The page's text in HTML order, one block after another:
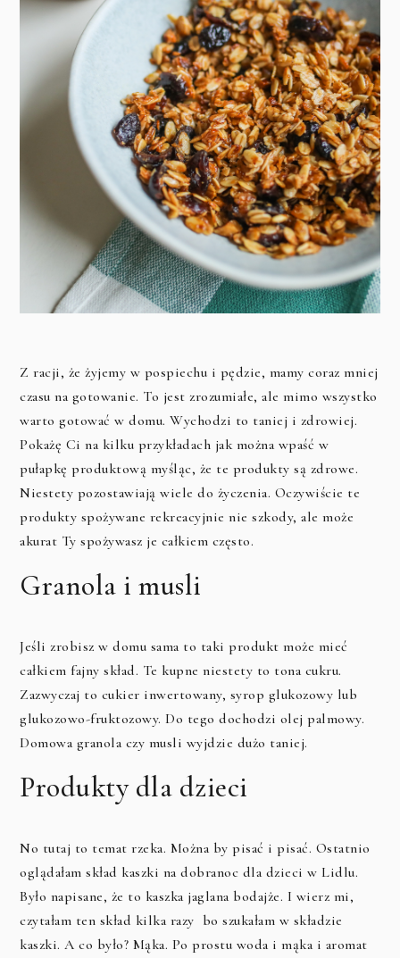
Z racji, że żyjemy w pospiechu i pędzie, mamy coraz mniej
czasu na gotowanie. To jest zrozumiałe, ale mimo wszystko
warto gotować w domu. Wychodzi to taniej i zdrowiej.
Pokażę Ci na kilku przykładach jak można wpaść w
pułapkę produktową myśląc, że te produkty są zdrowe.
Niestety pozostawiają wiele do życzenia. Oczywiście te
produkty spożywane rekreacyjnie nie szkody, ale może
akurat Ty spożywasz je całkiem często.
Granola i musli
Jeśli zrobisz w domu sama to taki produkt może mieć
całkiem fajny skład. Te kupne niestety to tona cukru.
Zazwyczaj to cukier inwertowany, syrop glukozowy lub
glukozowo-fruktozowy. Do tego dochodzi olej palmowy.
Domowa granola czy musli wyjdzie dużo taniej.
Produkty dla dzieci
No tutaj to temat rzeka. Można by pisać i pisać. Ostatnio
oglądałam skład kaszki na dobranoc dla dzieci w Lidlu.
Było napisane, że to kaszka jaglana bodajże. I wierz mi,
czytałam ten skład kilka razy bo szukałam w składzie
kaszki. A co było? Mąka. Po prostu woda i mąka i aromat